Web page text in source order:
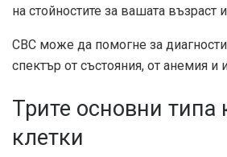
на стойностите за вашата възраст
CBC може да помогне за
спектър от състояния, от анемия и
Трите основни типа
клетки